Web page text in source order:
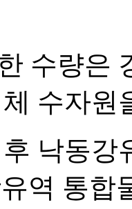
수량은
수자원
낙동강
역 통합